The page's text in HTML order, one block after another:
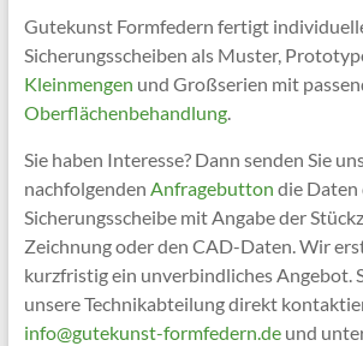
Gutekunst Formfedern fertigt
Sicherungsscheiben als Muster,
Kleinmengen und Großserien mit
Oberflächenbehandlung.
Sie haben Interesse? Dann senden Sie
nachfolgenden Anfragebutton die Daten
Sicherungsscheibe mit Angabe der
Zeichnung oder den CAD-Daten. Wir
kurzfristig ein unverbindliches Angebot.
unsere Technikabteilung direkt
info@gutekunst-formfedern.deund